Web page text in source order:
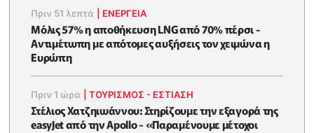
Πριν 51 λεπτά ΕΝΈΡΓΕΙΑ
Μόλις 57% η αποθήκευση LNG από 70% πέρσι -
Αντιμέτωπη με απότομες αυξήσεις τον χειμώνα η
Ευρώπη
Πριν 1 ώρα |ΤΟΥΡΙΣΜΟΣ - ΕΣΤΙΑΣΗ
Στέλιος Χατζηιωάννου: Στηρίζουμε την εξαγορά της
easyJet από την Apollo - «Παραμένουμε μέτοχοι